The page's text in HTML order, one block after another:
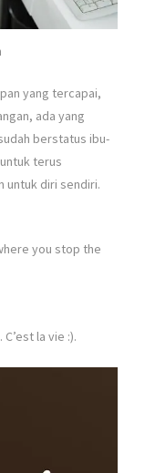
yang tercapai,
ada yang
berstatus ibu-
terus
untuk diri sendiri.
you stop the
la vie :).